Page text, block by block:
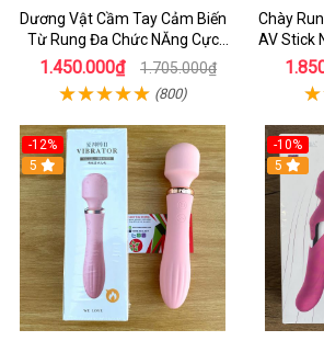
Dương Vật Cầm Tay Cảm Biến
Từ Rung Đa Chức NĂng Cực
Mạnh - Kết hợp Toả Nhiệt Rung
Nhánh
1.450.000₫ 1.705.000₫
(800)
Chày
AV Stick
-12%
5
-10%
5